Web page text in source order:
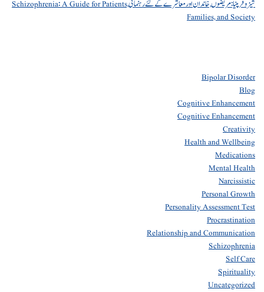
شیزوفرینیا: مریضوں, خاندان اور معاشرے کے لئے رہنمائی Schizophrenia: A Guide for Patients,
Families, and Society
Bipolar Disorder
Blog
Cognitive Enhancement
Cognitive Enhancement
Creativity
Health and Wellbeing
Medications
Mental Health
Narcissistic
Personal Growth
Personality Assessment Test
Procrastination
Relationship and Communication
Schizophrenia
Self Care
Spirituality
Uncategorized